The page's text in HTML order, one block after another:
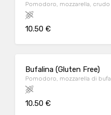
Pomodoro, mozzarella, crudo
10.50 €
Bufalina (Gluten Free)
Pomodoro, mozzarella di
10.50 €